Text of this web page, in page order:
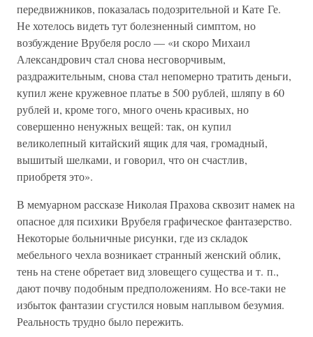
передвижников, показалась подозрительной и Кате Ге.
Не хотелось видеть тут болезненный симптом, но
возбуждение Врубеля росло — «и скоро Михаил
Александрович стал снова несговорчивым,
раздражительным, снова стал непомерно тратить деньги,
купил жене кружевное платье в 500 рублей, шляпу в 60
рублей и, кроме того, много очень красивых, но
совершенно ненужных вещей: так, он купил
великолепный китайский ящик для чая, громадный,
вышитый шелками, и говорил, что он счастлив,
приобретя это».
В мемуарном рассказе Николая Прахова сквозит намек на
опасное для психики Врубеля графическое фантазерство.
Некоторые больничные рисунки, где из складок
мебельного чехла возникает странный женский облик,
тень на стене обретает вид зловещего существа и т. п.,
дают почву подобным предположениям. Но все-таки не
избыток фантазии сгустился новым наплывом безумия.
Реальность трудно было пережить.